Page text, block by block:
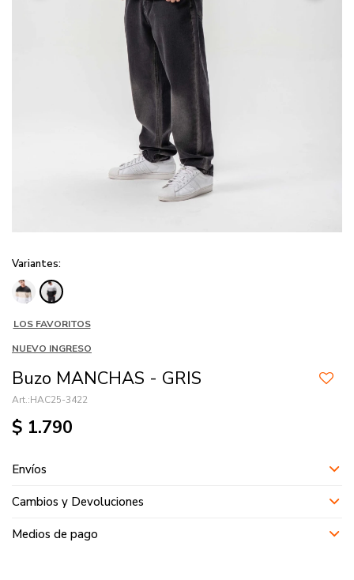
LOS FAVORITOS
NUEVO INGRESO
Buzo MANCHAS - GRIS
HAC25-3422
$ 1.790
Variantes:
Envíos
Cambios y Devoluciones
Medios de pago